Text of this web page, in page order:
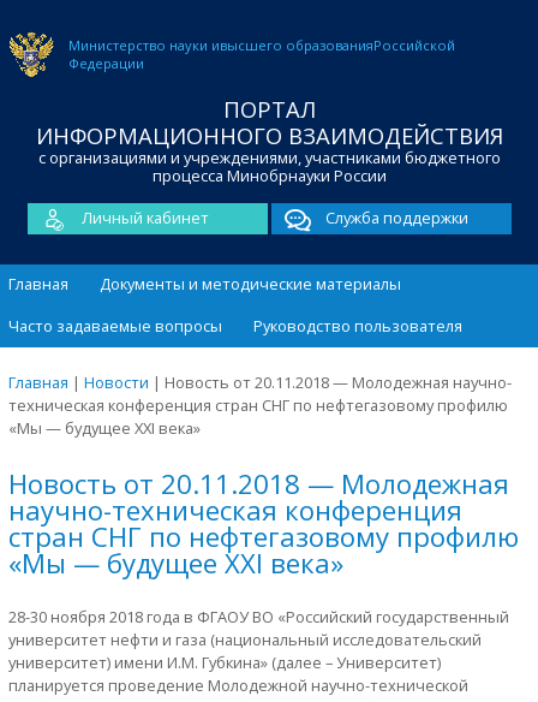
Министерство науки ивысшего образованияРоссийской
Федерации
ПОРТАЛ
ИНФОРМАЦИОННОГО ВЗАИМОДЕЙСТВИЯ
с организациями и учреждениями, участниками бюджетного
процесса Минобрнауки России
Личный кабинет
Служба поддержки
Главная
Документы и методические материалы
Часто задаваемые вопросы
Руководство пользователя
Главная | Новости | Новость от 20.11.2018 — Молодежная научно-
техническая конференция стран СНГ по нефтегазовому профилю
«Мы — будущее XXI века»
Новость от 20.11.2018 — Молодежная
научно-техническая конференция
стран СНГ по нефтегазовому профилю
«Мы — будущее XXI века»
28-30 ноября 2018 года в ФГАОУ ВО «Российский государственный
университет нефти и газа (национальный исследовательский
университет) имени И.М. Губкина» (далее – Университет)
планируется проведение Молодежной научно-технической